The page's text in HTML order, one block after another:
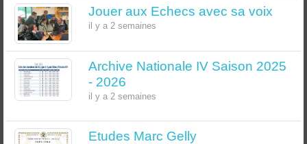
Jouer aux Echecs avec sa voix
il y a 2 semaines
Archive Nationale IV Saison 2025
- 2026
il y a 2 semaines
Etudes Marc Gelly